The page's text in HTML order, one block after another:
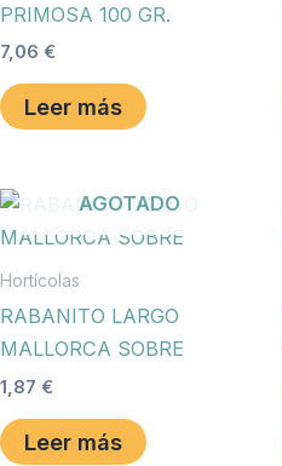
PRIMOSA 100 GR.
7,06 €
Leer más
AGOTADO
Hortícolas
RABANITO LARGO
MALLORCA SOBRE
1,87 €
Leer más